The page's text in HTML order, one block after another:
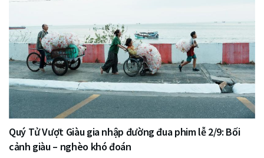
Quý Tử Vượt Giàu gia nhập đường đua phim lễ 2/9: Bối
cảnh giàu – nghèo khó đoán